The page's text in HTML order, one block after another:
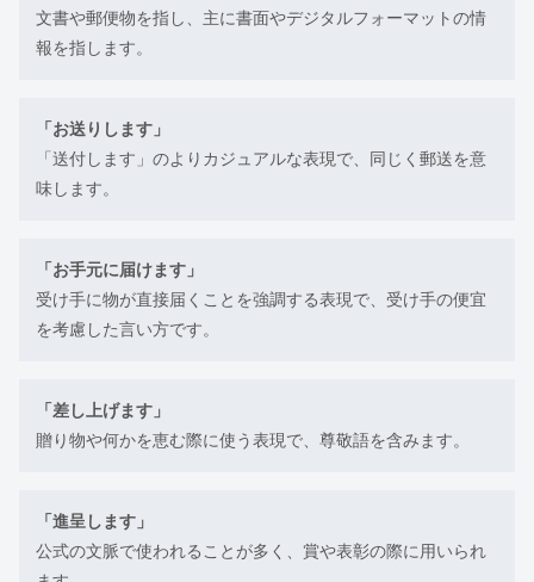
文書や郵便物を指し、主に書面やデジタルフォーマットの情
報を指します。
「お送りします」
「送付します」のよりカジュアルな表現で、同じく郵送を意
味します。
「お手元に届けます」
受け手に物が直接届くことを強調する表現で、受け手の便宜
を考慮した言い方です。
「差し上げます」
贈り物や何かを恵む際に使う表現で、尊敬語を含みます。
「進呈します」
公式の文脈で使われることが多く、賞や表彰の際に用いられ